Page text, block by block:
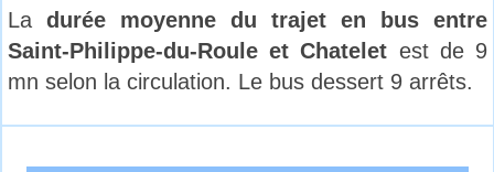
La durée moyenne du trajet en bus entre
Saint-Philippe-du-Roule et Chatelet est de 9
mn selon la circulation. Le bus dessert 9 arrêts.